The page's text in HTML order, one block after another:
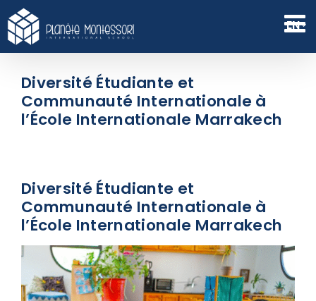
Skip
to
content
EN
Diversité Étudiante et
Communauté Internationale à
l’École Internationale Marrakech
Diversité Étudiante et
Communauté Internationale à
l’École Internationale Marrakech